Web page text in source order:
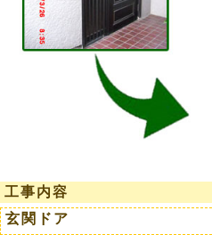
工事内容
玄関ドア